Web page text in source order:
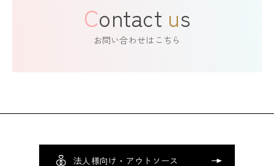
Contact us
お問い合わせはこちら
法人様向け・アウトソース